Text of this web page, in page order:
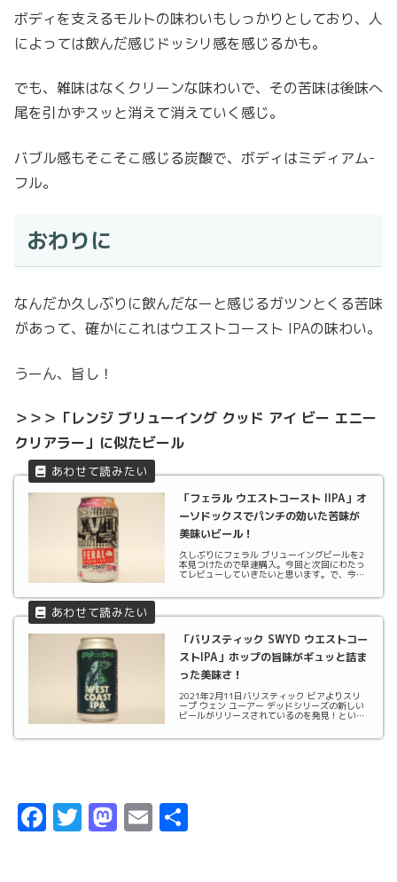
ボディを支えるモルトの味わいもしっかりとしており、人
によっては飲んだ感じドッシリ感を感じるかも。
でも、雑味はなくクリーンな味わいで、その苦味は後味へ
尾を引かずスッと消えて消えていく感じ。
バブル感もそこそこ感じる炭酸で、ボディはミディアム-
フル。
おわりに
なんだか久しぶりに飲んだなーと感じるガツンとくる苦味
があって、確かにこれはウエストコースト IPAの味わい。
うーん、旨し！
＞＞＞「レンジ ブリューイング クッド アイ ビー エニー
クリアラー」に似たビール
「フェラル ウエストコースト IIPA」オ
ーソドックスでパンチの効いた苦味が
美味いビール！
久しぶりにフェラル ブリューイングビールを2
本見つけたので早速購入。今回と次回にわたっ
てレビューしていきたいと思います。で、今回
FERAL BREWING CO. : WEST ...
「バリスティック SWYD ウエストコー
ストIPA」ホップの旨味がギュッと詰ま
った美味さ！
2021年2月11日バリスティック ビアよりスリ
ープ ウェン ユーアー デッドシリーズの新しい
ビールがリリースされているのを発見！という
F T M E